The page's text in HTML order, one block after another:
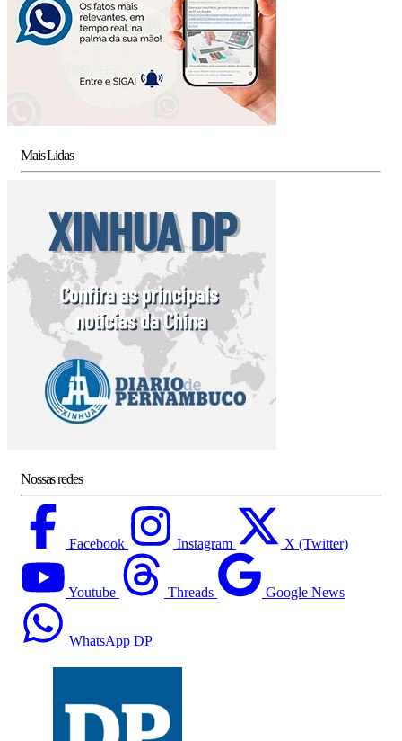
Mais Lidas
Nossas redes
Facebook Instagram X (Twitter)
Youtube Threads Google News
WhatsApp DP